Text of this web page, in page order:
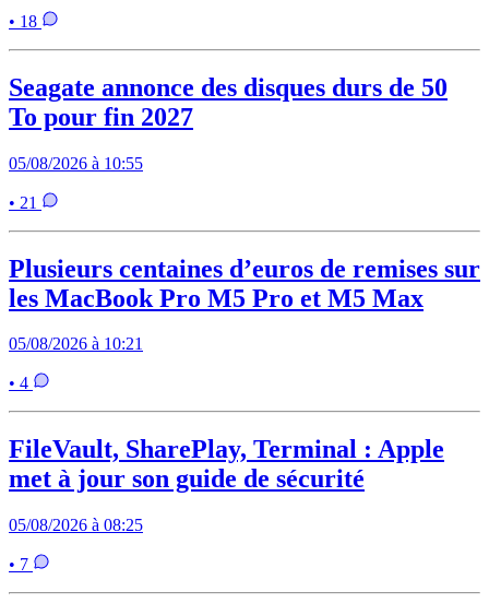
• 18
Seagate annonce des disques durs de 50
To pour fin 2027
05/08/2026 à 10:55
• 21
Plusieurs centaines d’euros de remises sur
les MacBook Pro M5 Pro et M5 Max
05/08/2026 à 10:21
• 4
FileVault, SharePlay, Terminal : Apple
met à jour son guide de sécurité
05/08/2026 à 08:25
• 7